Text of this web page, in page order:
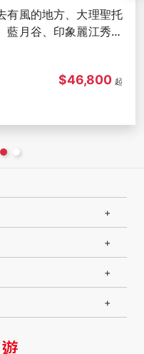
、大理、麗江精彩９日－
、洱海生態廊、玉龍雪山
椅(文化參訪)
勝